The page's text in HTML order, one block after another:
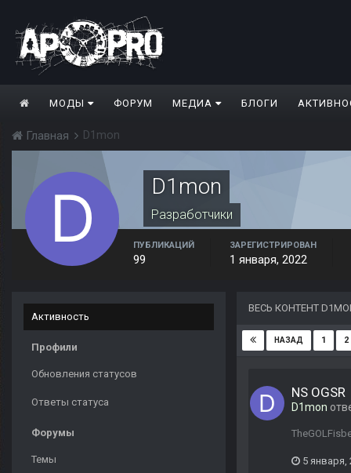
МОДЫ ФОРУМ МЕДИА БЛОГИ
Главная D1mon
D1mon
Разработчики
ПУБЛИКАЦИЙ
99
ЗАРЕГИСТРИРОВАН
1 января, 2022
Активность
Профили
Обновления статусов
Ответы статуса
Форумы
Темы
ВЕСЬ КОНТЕНТ
НАЗАД 1 2
NS OGSR
D1mon
5 января,